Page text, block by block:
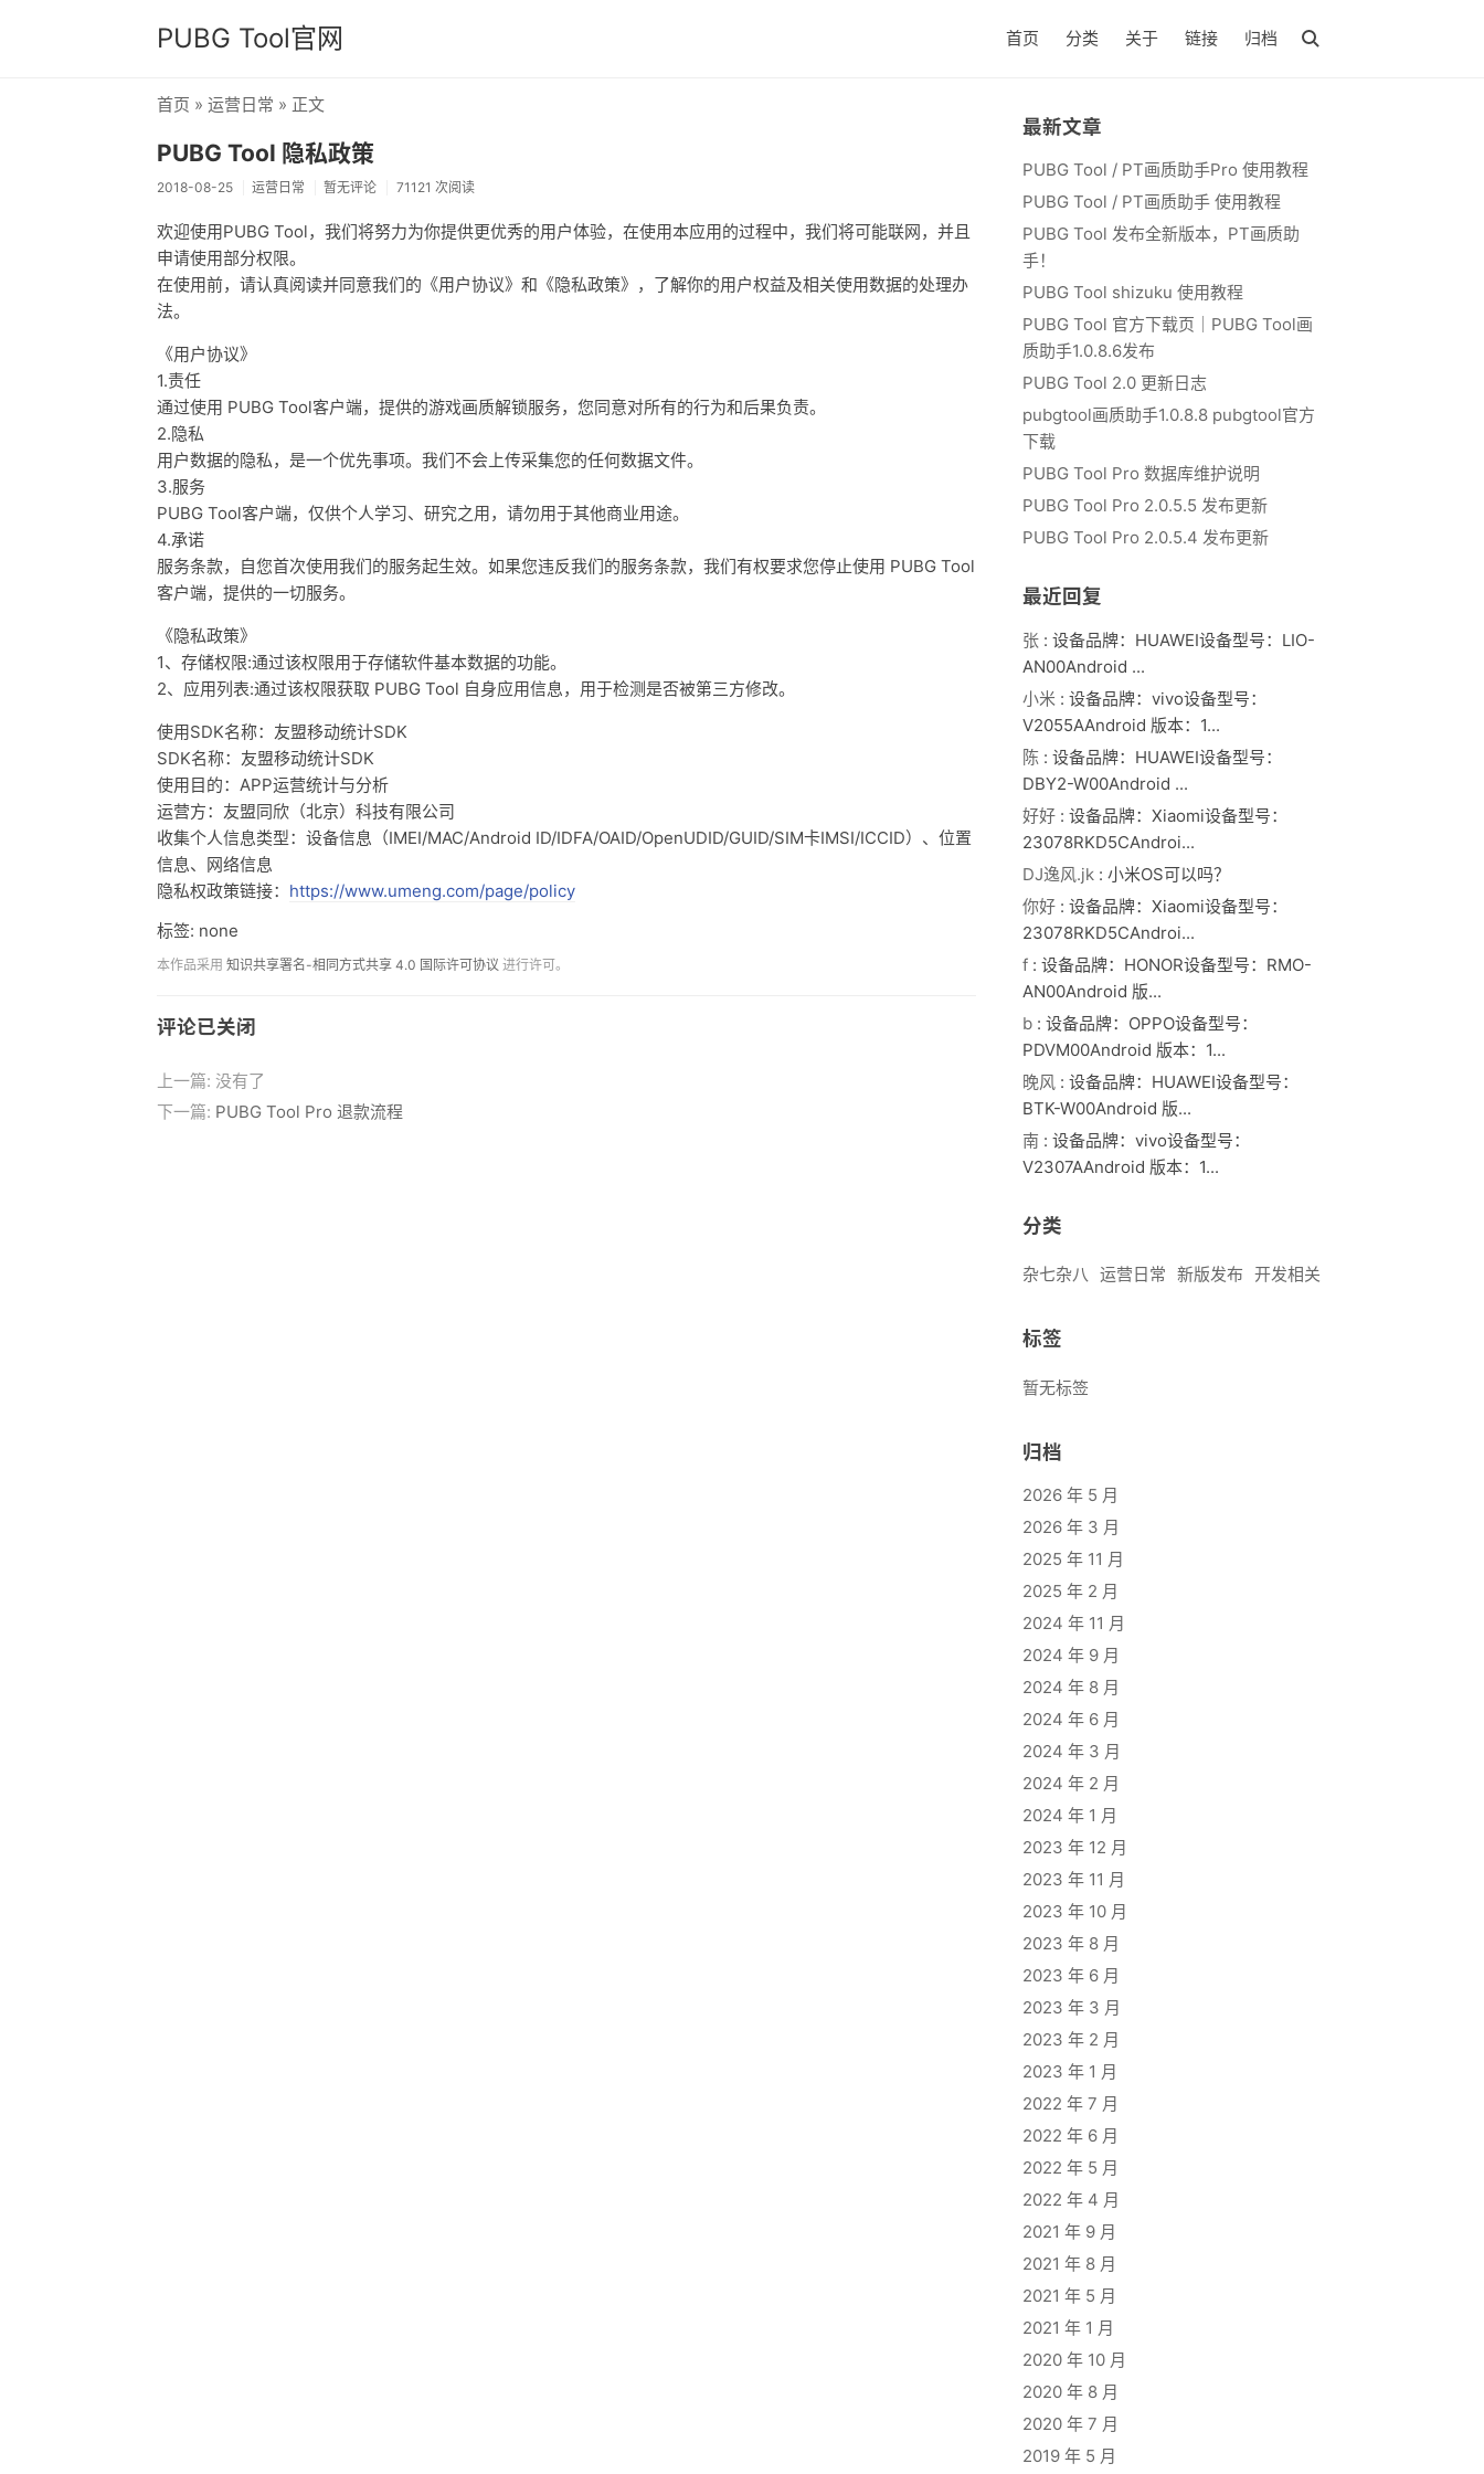
PUBG Tool官网 首页 分类 关于 链接 归档
首页 » 运营日常 » 正文
PUBG Tool 隐私政策
2018-08-25 运营日常 暂无评论 71121 次阅读
欢迎使用PUBG Tool，我们将努力为你提供更优秀的用户体验，在使用本应用的过程中，我们将可能联网，并且
申请使用部分权限。
在使用前，请认真阅读并同意我们的《用户协议》和《隐私政策》，了解你的用户权益及相关使用数据的处理办
法。
《用户协议》
1.责任
通过使用 PUBG Tool客户端，提供的游戏画质解锁服务，您同意对所有的行为和后果负责。
2.隐私
用户数据的隐私，是一个优先事项。我们不会上传采集您的任何数据文件。
3.服务
PUBG Tool客户端，仅供个人学习、研究之用，请勿用于其他商业用途。
4.承诺
服务条款，自您首次使用我们的服务起生效。如果您违反我们的服务条款，我们有权要求您停止使用 PUBG Tool
客户端，提供的一切服务。
《隐私政策》
1、存储权限:通过该权限用于存储软件基本数据的功能。
2、应用列表:通过该权限获取 PUBG Tool 自身应用信息，用于检测是否被第三方修改。
使用SDK名称：友盟移动统计SDK
SDK名称：友盟移动统计SDK
使用目的：APP运营统计与分析
运营方：友盟同欣（北京）科技有限公司
收集个人信息类型：设备信息（IMEI/MAC/Android ID/IDFA/OAID/OpenUDID/GUID/SIM卡IMSI/ICCID）、位置
信息、网络信息
隐私权政策链接： https://www.umeng.com/page/policy
标签: none
本作品采用 知识共享署名-相同方式共享 4.0 国际许可协议 进行许可。
评论已关闭
上一篇: 没有了
下一篇: PUBG Tool Pro 退款流程
最新文章
PUBG Tool / PT画质助手Pro 使用教程
PUBG Tool / PT画质助手 使用教程
PUBG Tool 发布全新版本，PT画质助
手！
PUBG Tool shizuku 使用教程
PUBG Tool 官方下载页｜PUBG Tool画
质助手1.0.8.6发布
PUBG Tool 2.0 更新日志
pubgtool画质助手1.0.8.8 pubgtool官方
下载
PUBG Tool Pro 数据库维护说明
PUBG Tool Pro 2.0.5.5 发布更新
PUBG Tool Pro 2.0.5.4 发布更新
最近回复
张 : 设备品牌：HUAWEI设备型号：LIO-
AN00Android ...
小米 : 设备品牌：vivo设备型号：
V2055AAndroid 版本：1...
陈 : 设备品牌：HUAWEI设备型号：
DBY2-W00Android ...
好好 : 设备品牌：Xiaomi设备型号：
23078RKD5CAndroi...
DJ逸风.jk : 小米OS可以吗？
你好 : 设备品牌：Xiaomi设备型号：
23078RKD5CAndroi...
f : 设备品牌：HONOR设备型号：RMO-
AN00Android 版...
b : 设备品牌：OPPO设备型号：
PDVM00Android 版本：1...
晚风 : 设备品牌：HUAWEI设备型号：
BTK-W00Android 版...
南 : 设备品牌：vivo设备型号：
V2307AAndroid 版本：1...
分类
杂七杂八 运营日常 新版发布 开发相关
标签
暂无标签
归档
2026 年 5 月
2026 年 3 月
2025 年 11 月
2025 年 2 月
2024 年 11 月
2024 年 9 月
2024 年 8 月
2024 年 6 月
2024 年 3 月
2024 年 2 月
2024 年 1 月
2023 年 12 月
2023 年 11 月
2023 年 10 月
2023 年 8 月
2023 年 6 月
2023 年 3 月
2023 年 2 月
2023 年 1 月
2022 年 7 月
2022 年 6 月
2022 年 5 月
2022 年 4 月
2021 年 9 月
2021 年 8 月
2021 年 5 月
2021 年 1 月
2020 年 10 月
2020 年 8 月
2020 年 7 月
2019 年 5 月